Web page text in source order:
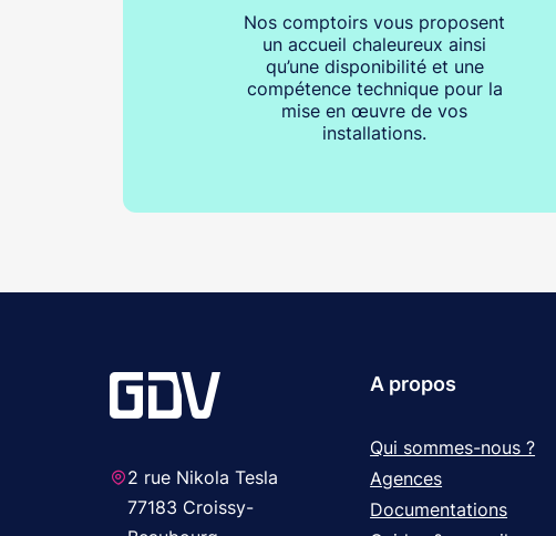
Nos comptoirs vous proposent
un accueil chaleureux ainsi
qu’une disponibilité et une
compétence technique pour la
mise en œuvre de vos
installations.
2 rue Nikola Tesla
77183 Croissy-
A propos
Qui sommes-nous ?
Agences
Documentations